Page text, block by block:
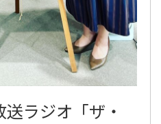
ラジオ「ザ・